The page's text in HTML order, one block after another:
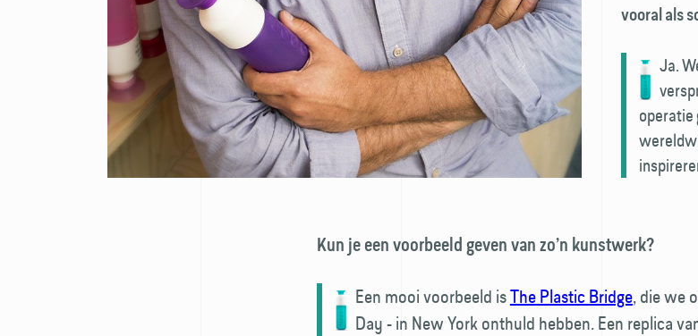
vooral als
Ja.
operatie
Kun je een voorbeeld geven van zo’n kunstwerk?
Een mooi voorbeeld isThe Plastic Bridge, die we
Day - in New York onthuld hebben. Een replica